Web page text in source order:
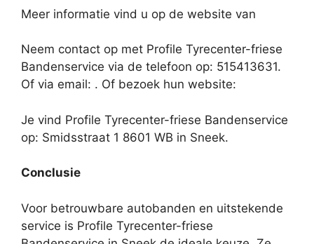
Meer informatie vind u op de website van
Neem contact op met Profile Tyrecenter-friese
Bandenservice via de telefoon op: 515413631.
Of via email: . Of bezoek hun website:
Je vind Profile Tyrecenter-friese Bandenservice
op: Smidsstraat 1 8601 WB in Sneek.
Conclusie
Voor betrouwbare autobanden en uitstekende
service is Profile Tyrecenter-friese